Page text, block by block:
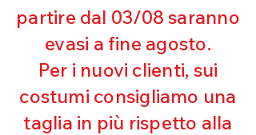
Eccellente protezione dai raggi
UV
Ottima copertura
Ultra cloro resistente
Mantenimento della forma
Perfetta vestibilità
Asciugatura rapida
Bielastico
partire dal 03/08 saranno
evasi a fine agosto.
Per i nuovi clienti, sui
costumi consigliamo una
taglia in più rispetto alla